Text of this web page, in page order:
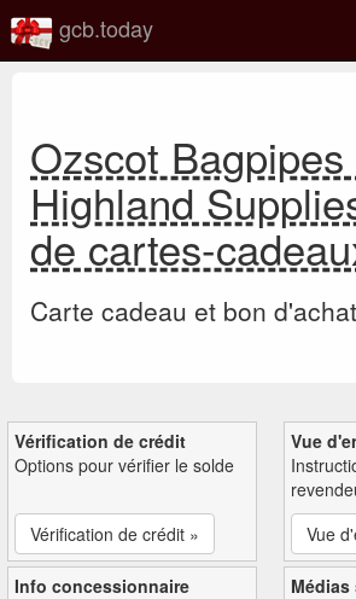
gcb.today
Ozscot Bagpipes
Highland
de cartes-
Carte cadeau et bon d'achat
Vérification de crédit
Options pour vérifier le solde
Vérification de crédit »
Vue
Vue
Info concessionnaire